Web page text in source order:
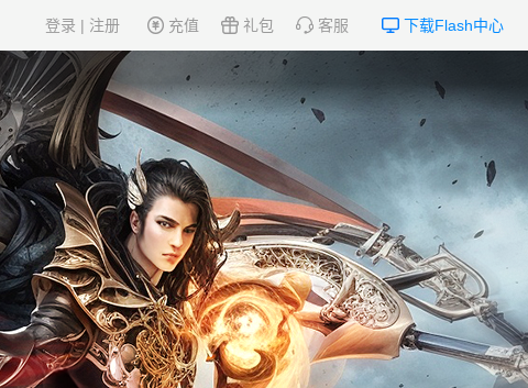
下载Flash中心
客服
礼包
充值
登录 | 注册